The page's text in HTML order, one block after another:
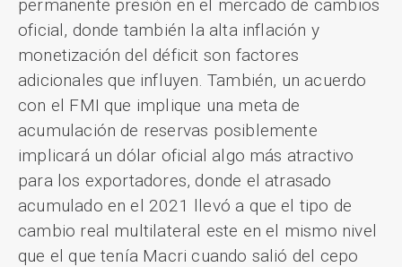
permanente presión en el mercado de cambios
oficial, donde también la alta inflación y
monetización del déficit son factores
adicionales que influyen. También, un acuerdo
con el FMI que implique una meta de
acumulación de reservas posiblemente
implicará un dólar oficial algo más atractivo
para los exportadores, donde el atrasado
acumulado en el 2021 llevó a que el tipo de
cambio real multilateral este en el mismo nivel
que el que tenía Macri cuando salió del cepo